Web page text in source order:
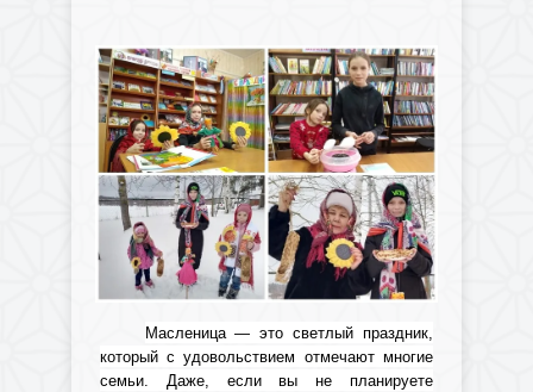
Масленица — это светлый праздник,
который с удовольствием отмечают многие
семьи. Даже, если вы не планируете